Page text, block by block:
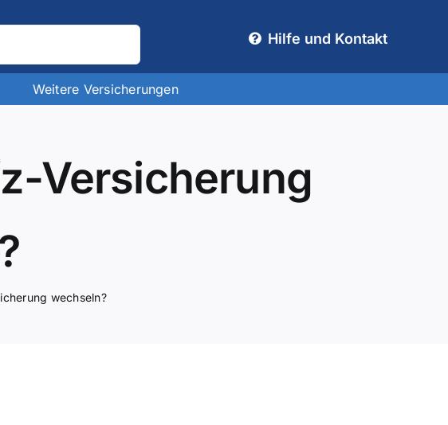
Hilfe und Kontakt
Weitere Versicherungen
Versicherung
wechseln?